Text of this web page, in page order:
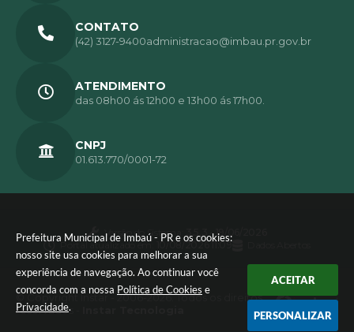
Prefeitura Municipal de Imbaú - PR e os cookies:
nosso site usa cookies para melhorar a sua
experiência de navegação. Ao continuar você
concorda com a nossa Política de Cookies e
Privacidade.
ACEITAR
PERSONALIZAR
CONTATO
(42) 3127-9400administracao@imbau.pr.gov.br
ATENDIMENTO
das 08h00 ás 12h00 e 13h00 ás 17h00.
CNPJ
01.613.770/0001-72
Versão do Sistema:
3.5.3 - 19/06/2026
Portal atualizado em:
10/08/2026 11:09
© Copyright Instar - 2006-2026. Todos os direitos
reservados -